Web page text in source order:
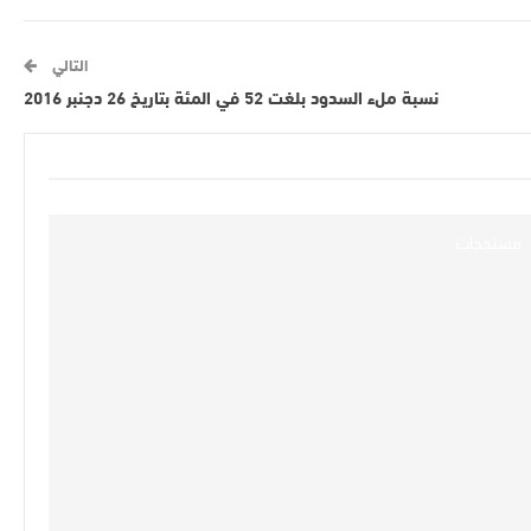
التالي
نسبة ملء السدود بلغت 52 في المئة بتاريخ 26 دجنبر 2016